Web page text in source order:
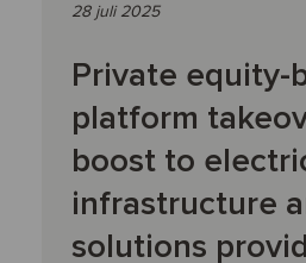
28 juli 2025
Private equity-
platform
boost to
infrastructure
solutions